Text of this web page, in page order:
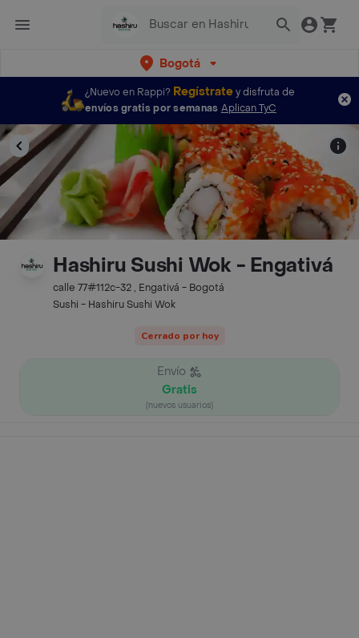
Bogotá
¿Nuevo en Rappi? Regístratey disfruta de
envíos gratis por semanas Aplican TyC
Hashiru Sushi Wok - Engativá
calle 77#112c-32 , Engativá - Bogotá
Sushi - Hashiru Sushi Wok
Cerrado por hoy
Envío
Gratis
(nuevos usuarios)